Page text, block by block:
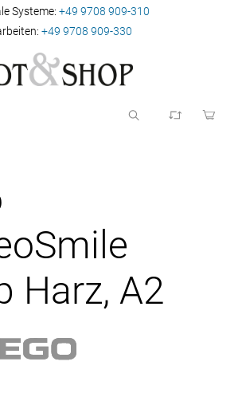
Systeme: +49 9708 909-310
+49 9708 909-330
Harz, A2